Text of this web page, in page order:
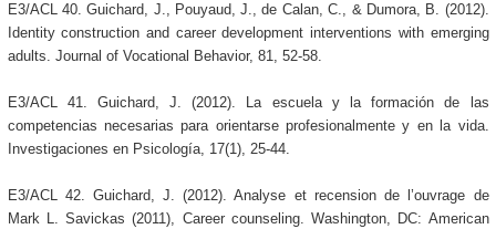
E3/ACL 40. Guichard, J., Pouyaud, J., de Calan, C., & Dumora, B. (2012).
Identity construction and career development interventions with emerging
adults. Journal of Vocational Behavior, 81, 52-58.
E3/ACL 41. Guichard, J. (2012). La escuela y la formación de las
competencias necesarias para orientarse profesionalmente y en la vida.
Investigaciones en Psicología, 17(1), 25-44.
E3/ACL 42. Guichard, J. (2012). Analyse et recension de l’ouvrage de
Mark L. Savickas (2011), Career counseling. Washington, DC: American